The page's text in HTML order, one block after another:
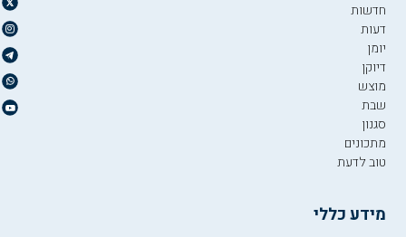
חדשות
דעות
יומן
דיוקן
מוצש
שבת
סגנון
מתכונים
טוב לדעת
מידע כללי